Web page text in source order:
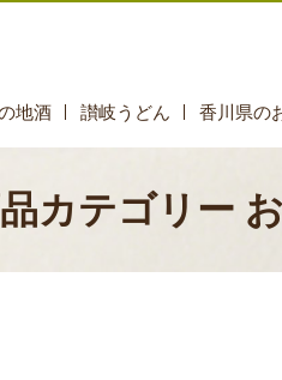
地酒 讃岐うどん 香川県の
カテゴリー